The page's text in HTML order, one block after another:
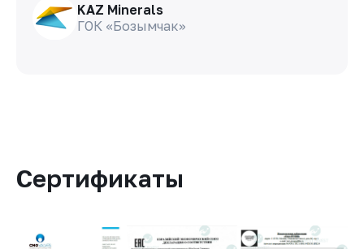
KAZ Minerals
ГОК «Бозымчак»
Сертификаты